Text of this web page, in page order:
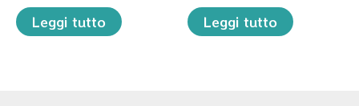
Leggi tutto Leggi tutto